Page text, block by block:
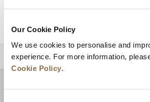
Our Cookie Policy
We use cookies to personalise and
experience. For more information,
Cookie Policy.